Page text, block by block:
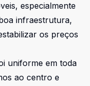
especialmente
infraestrutura,
os preços
uniforme em toda
ao centro e